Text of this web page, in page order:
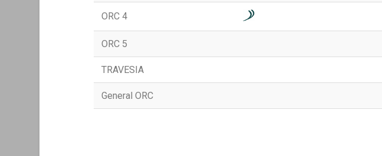
ORC 4
ORC 5
TRAVESIA
General ORC